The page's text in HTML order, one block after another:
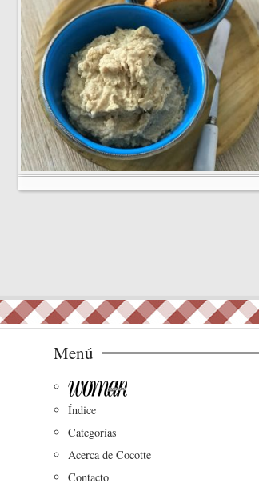
Menú
Índice
Categorías
Acerca de Cocotte
Contacto